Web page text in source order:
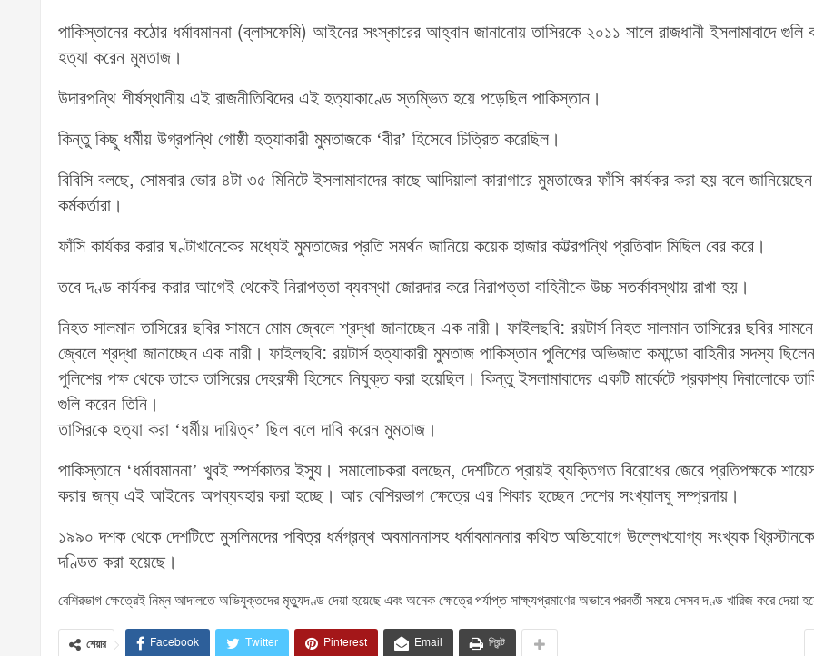
পাকিস্তানের কঠোর ধর্মাবমাননা (ব্লাসফেমি) আইনের সংস্কারের আহ্বান জানানোয় তাসিরকে ২০১১ সালে রাজধানী ইসলামাবাদে গুলি
হত্যা করেন মুমতাজ।
উদারপন্থি শীর্ষস্থানীয় এই রাজনীতিবিদের এই হত্যাকাণ্ডে স্তম্ভিত হয়ে পড়েছিল পাকিস্তান।
কিন্তু কিছু ধর্মীয় উগ্রপন্থি গোষ্ঠী হত্যাকারী মুমতাজকে ‘বীর’ হিসেবে চিত্রিত করেছিল।
বিবিসি বলছে, সোমবার ভোর ৪টা ৩৫ মিনিটে ইসলামাবাদের কাছে আদিয়ালা কারাগারে মুমতাজের ফাঁসি কার্যকর করা হয় বলে
কর্মকর্তারা।
ফাঁসি কার্যকর করার ঘণ্টাখানেকের মধ্যেই মুমতাজের প্রতি সমর্থন জানিয়ে কয়েক হাজার কট্টরপন্থি প্রতিবাদ মিছিল বের করে।
তবে দণ্ড কার্যকর করার আগেই থেকেই নিরাপত্তা ব্যবস্থা জোরদার করে নিরাপত্তা বাহিনীকে উচ্চ সতর্কাবস্থায় রাখা হয়।
নিহত সালমান তাসিরের ছবির সামনে মোম জ্বেলে শ্রদ্ধা জানাচ্ছেন এক নারী। ফাইলছবি: রয়টার্স নিহত সালমান তাসিরের ছবির
জ্বেলে শ্রদ্ধা জানাচ্ছেন এক নারী। ফাইলছবি: রয়টার্স হত্যাকারী মুমতাজ পাকিস্তান পুলিশের অভিজাত কমান্ডো বাহিনীর সদস্য
পুলিশের পক্ষ থেকে তাকে তাসিরের দেহরক্ষী হিসেবে নিযুক্ত করা হয়েছিল। কিন্তু ইসলামাবাদের একটি মার্কেটে প্রকাশ্য দিবালোকে
গুলি করেন তিনি।
তাসিরকে হত্যা করা ‘ধর্মীয় দায়িত্ব’ ছিল বলে দাবি করেন মুমতাজ।
পাকিস্তানে ‘ধর্মাবমাননা’ খুবই স্পর্শকাতর ইস্যু। সমালোচকরা বলছেন, দেশটিতে প্রায়ই ব্যক্তিগত বিরোধের জেরে প্রতিপক্ষকে
করার জন্য এই আইনের অপব্যবহার করা হচ্ছে। আর বেশিরভাগ ক্ষেত্রে এর শিকার হচ্ছেন দেশের সংখ্যালঘু সম্প্রদায়।
১৯৯০ দশক থেকে দেশটিতে মুসলিমদের পবিত্র ধর্মগ্রন্থ অবমাননাসহ ধর্মাবমাননার কথিত অভিযোগে উল্লেখযোগ্য সংখ্যক খ্রিস্টানকে
দণ্ডিত করা হয়েছে।
বেশিরভাগ ক্ষেত্রেই নিম্ন আদালতে অভিযুক্তদের মৃত্যুদণ্ড দেয়া হয়েছে এবং অনেক ক্ষেত্রে পর্যাপ্ত সাক্ষ্যপ্রমাণের অভাবে পরবর্তী সময়ে সেসব দণ্ড খারিজ করে দেয়া
শেয়ার Facebook Twitter Pinterest Email প্রিন্ট